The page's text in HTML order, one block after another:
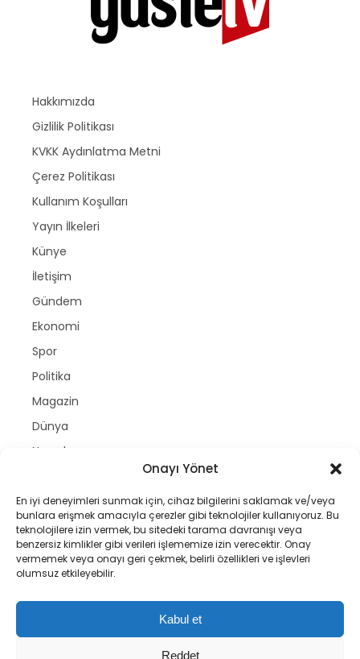
Onayı Yönet
En iyi deneyimleri sunmak için, cihaz bilgilerini saklamak ve/veya
bunlara erişmek amacıyla çerezler gibi teknolojiler kullanıyoruz. Bu
teknolojilere izin vermek, bu sitedeki tarama davranışı veya
benzersiz kimlikler gibi verileri işlememize izin verecektir. Onay
vermemek veya onayı geri çekmek, belirli özellikleri ve işlevleri
olumsuz etkileyebilir.
Kabul et
Reddet
Hakkımızda
Gizlilik Politikası
KVKK Aydınlatma Metni
Çerez Politikası
Kullanım Koşulları
Yayın İlkeleri
Künye
İletişim
Gündem
Ekonomi
Spor
Politika
Magazin
Dünya
Yazarlar
Namaz Vakitleri
Hava Durumu
Puan Durumları
Copyright © gastetv | 2025